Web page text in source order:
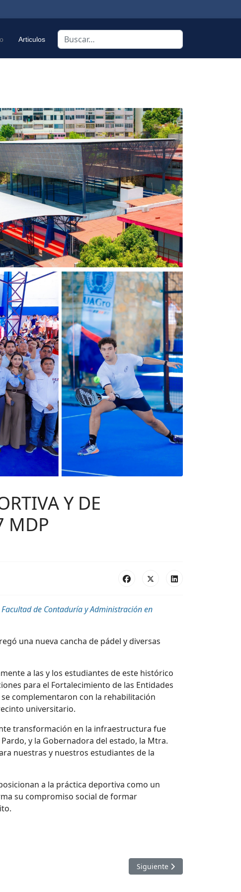
Articulos Buscar
Y DE
MDP
de Contaduría y Administración en
una nueva cancha de pádel y diversas
a las y los estudiantes de este histórico
para el Fortalecimiento de las Entidades
se complementaron con la rehabilitación
universitario.
transformación en la infraestructura fue
y la Gobernadora del estado, la Mtra.
nuestras y nuestros estudiantes de la
a la práctica deportiva como un
su compromiso social de formar
DE 5 MDP Artículo siguiente: ENTREGA EL
Siguiente